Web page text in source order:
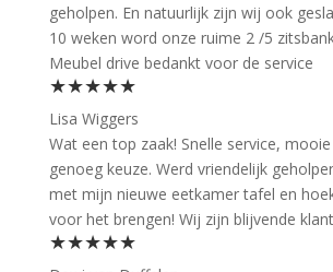
geholpen. En natuurlijk zijn wij ook
10 weken word onze ruime 2 /5
Meubel drive bedankt voor de service
★★★★★
Lisa Wiggers
Wat een top zaak! Snelle service,
genoeg keuze. Werd vriendelijk
met mijn nieuwe eetkamer tafel en
voor het brengen! Wij zijn blijvende klant
★★★★★